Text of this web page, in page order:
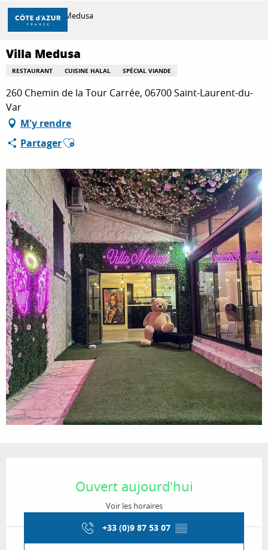
Aller
contenu
principal
DÉCOUVRIR
À FAIRE
SÉJOURNER
Accueil Villa Medusa
Villa Medusa
RESTAURANT CUISINE HALAL SPÉCIAL VIANDE
260 Chemin de la Tour Carrée, 06700 Saint-Laurent-du-
Var
M'y rendre
PartagerAjouter aux favoris
Ouvert aujourd'hui
Voir les horaires
+33 (0)9 87 53 07 ▒▒